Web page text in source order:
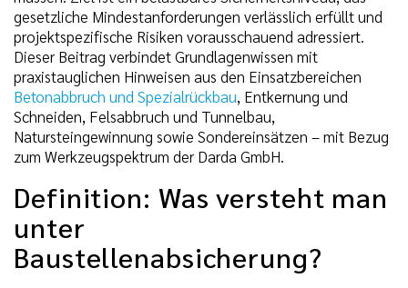
gesetzliche Mindestanforderungen verlässlich erfüllt und
projektspezifische Risiken vorausschauend adressiert.
Dieser Beitrag verbindet Grundlagenwissen mit
praxistauglichen Hinweisen aus den Einsatzbereichen
Betonabbruch und Spezialrückbau, Entkernung und
Schneiden, Felsabbruch und Tunnelbau,
Natursteingewinnung sowie Sondereinsätzen – mit Bezug
zum Werkzeugspektrum der Darda GmbH.
Definition: Was versteht man
unter
Baustellenabsicherung?